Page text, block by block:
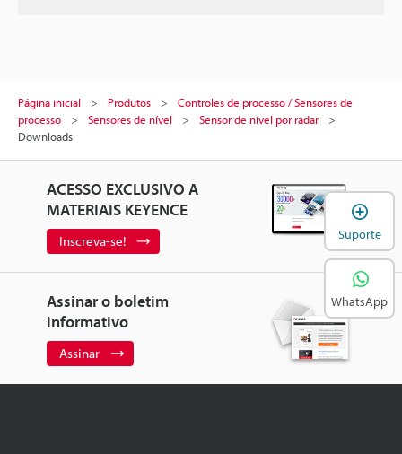
Página inicial Produtos
Controles de processo / Sensores de
processo
Sensores de nível
Sensor de nível por radar
Downloads
ACESSO EXCLUSIVO A
MATERIAIS KEYENCE
Inscreva-se!
Assinar o boletim
informativo
Assinar
Suporte
WhatsApp